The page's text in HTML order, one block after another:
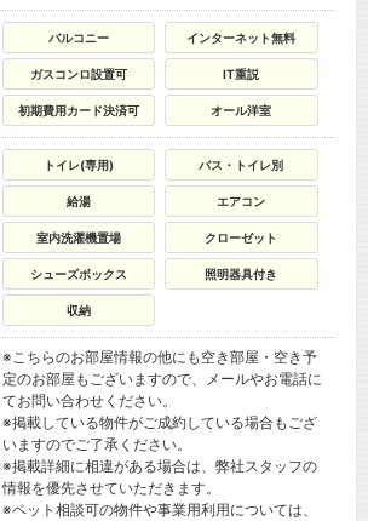
バルコニー インターネット無料
ガスコンロ設置可 IT重説
初期費用カード決済可 オール洋室
トイレ(専用) バス・トイレ別
給湯 エアコン
室内洗濯機置場 クローゼット
シューズボックス 照明器具付き
収納
※こちらのお部屋情報の他にも空き部屋・空き予
定のお部屋もございますので、メールやお電話に
てお問い合わせください。
※掲載している物件がご成約している場合もござ
いますのでご了承ください。
※掲載詳細に相違がある場合は、弊社スタッフの
情報を優先させていただきます。
※ペット相談可の物件や事業用利用については、